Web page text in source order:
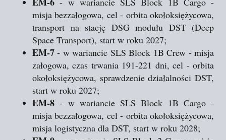
misja bezzałogowa, cel - orbita okołoksiężycowa,
transport na stację DSG modułu DST (Deep
Space Transport), start w roku 2027;
EM-7 - w wariancie SLS Block 1B Crew - misja
załogowa, czas trwania 191-221 dni, cel - orbita
okołoksiężycowa, sprawdzenie działalności DST,
start w roku 2027;
EM-8 - w wariancie SLS Block 1B Cargo -
misja bezzałogowa, cel - orbita okołoksiężycowa,
misja logistyczna dla DST, start w roku 2028;